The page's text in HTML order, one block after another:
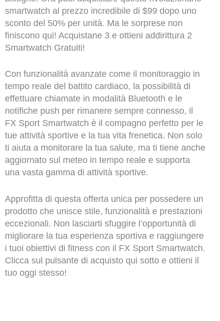
smartwatch al prezzo incredibile di $99 dopo uno
sconto del 50% per unità. Ma le sorprese non
finiscono qui! Acquistane 3 e ottieni addirittura 2
Smartwatch Gratuiti!
Con funzionalità avanzate come il monitoraggio in
tempo reale del battito cardiaco, la possibilità di
effettuare chiamate in modalità Bluetooth e le
notifiche push per rimanere sempre connesso, il
FX Sport Smartwatch è il compagno perfetto per le
tue attività sportive e la tua vita frenetica. Non solo
ti aiuta a monitorare la tua salute, ma ti tiene anche
aggiornato sul meteo in tempo reale e supporta
una vasta gamma di attività sportive.
Approfitta di questa offerta unica per possedere un
prodotto che unisce stile, funzionalità e prestazioni
eccezionali. Non lasciarti sfuggire l’opportunità di
migliorare la tua esperienza sportiva e raggiungere
i tuoi obiettivi di fitness con il FX Sport Smartwatch.
Clicca sul pulsante di acquisto qui sotto e ottieni il
tuo oggi stesso!